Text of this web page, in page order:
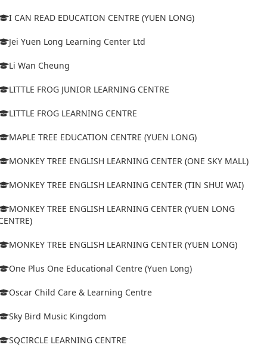
I CAN READ EDUCATION CENTRE (YUEN LONG)
Jei Yuen Long Learning Center Ltd
Li Wan Cheung
LITTLE FROG JUNIOR LEARNING CENTRE
LITTLE FROG LEARNING CENTRE
MAPLE TREE EDUCATION CENTRE (YUEN LONG)
MONKEY TREE ENGLISH LEARNING CENTER (ONE SKY MALL)
MONKEY TREE ENGLISH LEARNING CENTER (TIN SHUI WAI)
MONKEY TREE ENGLISH LEARNING CENTER (YUEN LONG
MONKEY TREE ENGLISH LEARNING CENTER (YUEN LONG)
One Plus One Educational Centre (Yuen Long)
Oscar Child Care & Learning Centre
Sky Bird Music Kingdom
SQCIRCLE LEARNING CENTRE